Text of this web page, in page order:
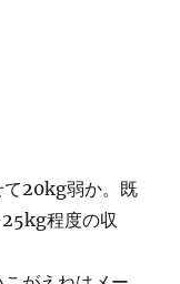
て20kg弱か。既
程度の収